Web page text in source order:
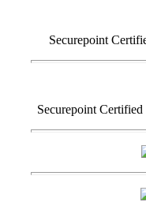
Securepoint
Securepoint